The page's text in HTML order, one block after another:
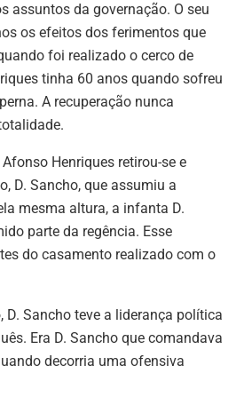
assuntos da governação. O seu
os efeitos dos ferimentos que
foi realizado o cerco de
tinha 60 anos quando sofreu
A recuperação nunca
Henriques retirou-se e
D. Sancho, que assumiu a
mesma altura, a infanta D.
parte da regência. Esse
do casamento realizado com o
D. Sancho teve a liderança política
Era D. Sancho que comandava
decorria uma ofensiva